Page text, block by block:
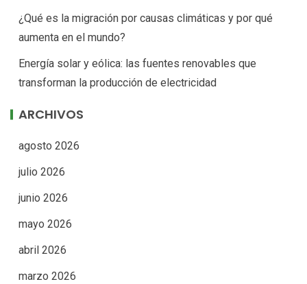
¿Qué es la migración por causas climáticas y por qué
aumenta en el mundo?
Energía solar y eólica: las fuentes renovables que
transforman la producción de electricidad
ARCHIVOS
agosto 2026
julio 2026
junio 2026
mayo 2026
abril 2026
marzo 2026